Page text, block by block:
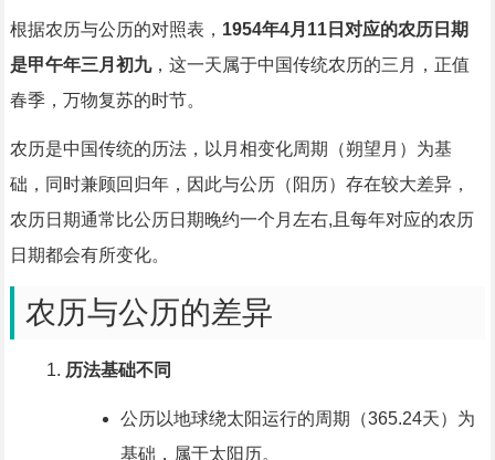
根据农历与公历的对照表， 1954年4月11日对应的农历日期
是甲午年三月初九，这一天属于中国传统农历的三月，正值
春季，万物复苏的时节。
农历是中国传统的历法，以月相变化周期（朔望月）为基
础，同时兼顾回归年，因此与公历（阳历）存在较大差异，
农历日期通常比公历日期晚约一个月左右,且每年对应的农历
日期都会有所变化。
农历与公历的差异
历法基础不同
公历以地球绕太阳运行的周期（365.24天）为
基础，属于太阳历。